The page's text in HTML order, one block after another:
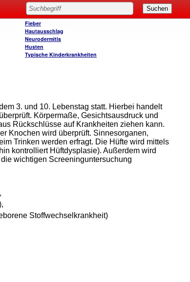
Fieber
Hautausschlag
Neurodermitis
Husten
Typische Kinderkrankheiten
3. und 10. Lebenstag statt. Hierbei handelt
Körpermaße, Gesichtsausdruck und
Rückschlüsse auf Krankheiten ziehen kann.
Knochen wird überprüft. Sinnesorganen,
Trinken werden erfragt. Die Hüfte wird mittels
kontrolliert Hüftdysplasie). Außerdem wird
wichtigen Screeninguntersuchung
Stoffwechselkrankheit)